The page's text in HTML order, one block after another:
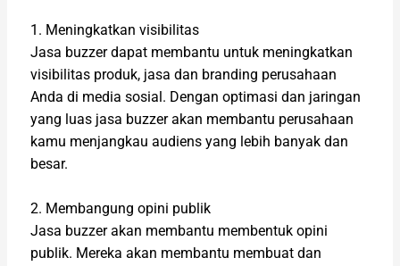
1. Meningkatkan visibilitas
Jasa buzzer dapat membantu untuk meningkatkan
visibilitas produk, jasa dan branding perusahaan
Anda di media sosial. Dengan optimasi dan jaringan
yang luas jasa buzzer akan membantu perusahaan
kamu menjangkau audiens yang lebih banyak dan
besar.
2. Membangung opini publik
Jasa buzzer akan membantu membentuk opini
publik. Mereka akan membantu membuat dan